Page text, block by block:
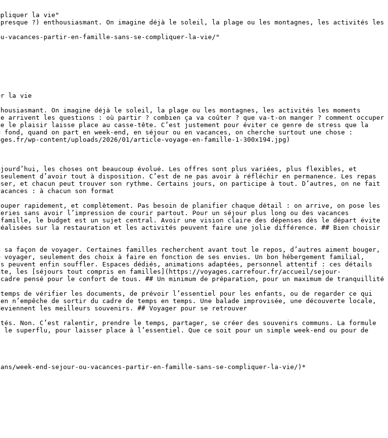
la vie"
?) enthousiasmant. On imagine déjà le soleil, la plage ou les montagnes, les activités les
partir-en-famille-sans-se-compliquer-la-vie/"
la vie
On imagine déjà le soleil, la plage ou les montagnes, les activités les moments
les questions : où partir ? combien ça va coûter ? que va-t-on manger ? comment occuper
le plaisir laisse place au casse-tête. C’est justement pour éviter ce genre de stress que la
quand on part en week-end, en séjour ou en vacances, on cherche surtout une chose :
wp-content/uploads/2026/01/article-voyage-en-famille-1-300x194.jpg)
les choses ont beaucoup évolué. Les offres sont plus variées, plus flexibles, et
d’avoir tout à disposition. C’est de ne pas avoir à réfléchir en permanence. Les repas
et chacun peut trouver son rythme. Certains jours, on participe à tout. D’autres, on ne fait
: à chacun son format
rapidement, et complètement. Pas besoin de planifier chaque détail : on arrive, on pose les
sans avoir l’impression de courir partout. Pour un séjour plus long ou des vacances
famille, le budget est un sujet central. Avoir une vision claire des dépenses dès le départ évite
réalisées sur la restauration et les activités peuvent faire une jolie différence. ## Bien choisir
façon de voyager. Certaines familles recherchent avant tout le repos, d’autres aiment bouger,
seulement des choix à faire en fonction de ses envies. Un bon hébergement familial,
peuvent enfin souffler. Espaces dédiés, animations adaptées, personnel attentif : ces détails
les [séjours tout compris en familles](https://voyages.carrefour.fr/accueil/sejour-
pensé pour le confort de tous. ## Un minimum de préparation, pour un maximum de tranquillité
temps de vérifier les documents, de prévoir l’essentiel pour les enfants, ou de regarder ce qui
de sortir du cadre de temps en temps. Une balade improvisée, une découverte locale,
les meilleurs souvenirs. ## Voyager pour se retrouver
Non. C’est ralentir, prendre le temps, partager, se créer des souvenirs communs. La formule
superflu, pour laisser place à l’essentiel. Que ce soit pour un simple week-end ou pour de